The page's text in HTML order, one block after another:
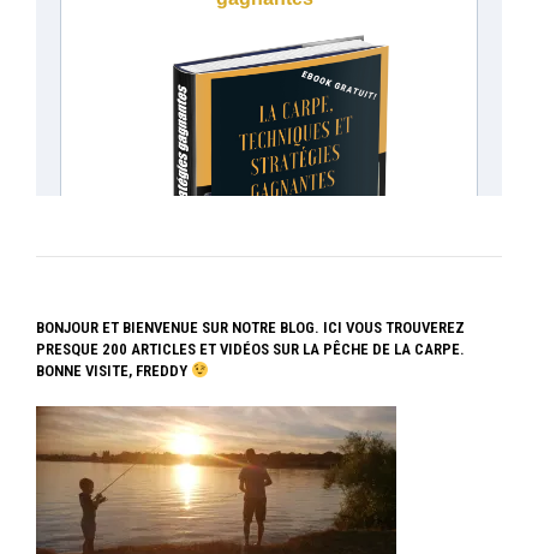
BONJOUR ET BIENVENUE SUR NOTRE BLOG. ICI VOUS TROUVEREZ
PRESQUE 200 ARTICLES ET VIDÉOS SUR LA PÊCHE DE LA CARPE.
BONNE VISITE, FREDDY